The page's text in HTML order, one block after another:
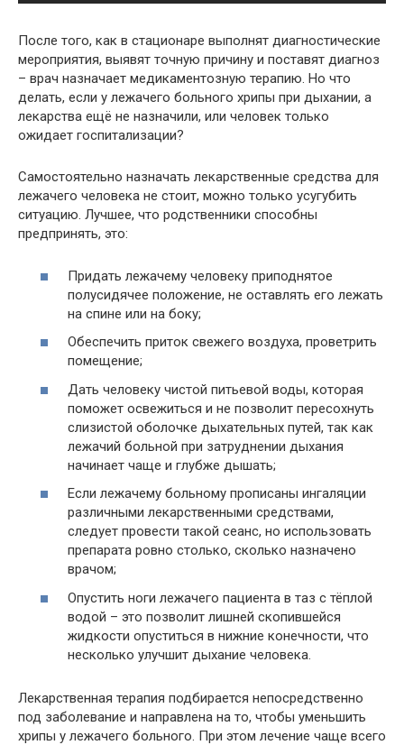
После того, как в стационаре выполнят диагностические
мероприятия, выявят точную причину и поставят диагноз
– врач назначает медикаментозную терапию. Но что
делать, если у лежачего больного хрипы при дыхании, а
лекарства ещё не назначили, или человек только
ожидает госпитализации?
Самостоятельно назначать лекарственные средства для
лежачего человека не стоит, можно только усугубить
ситуацию. Лучшее, что родственники способны
предпринять, это:
Придать лежачему человеку приподнятое
полусидячее положение, не оставлять его лежать
на спине или на боку;
Обеспечить приток свежего воздуха, проветрить
помещение;
Дать человеку чистой питьевой воды, которая
поможет освежиться и не позволит пересохнуть
слизистой оболочке дыхательных путей, так как
лежачий больной при затруднении дыхания
начинает чаще и глубже дышать;
Если лежачему больному прописаны ингаляции
различными лекарственными средствами,
следует провести такой сеанс, но использовать
препарата ровно столько, сколько назначено
врачом;
Опустить ноги лежачего пациента в таз с тёплой
водой – это позволит лишней скопившейся
жидкости опуститься в нижние конечности, что
несколько улучшит дыхание человека.
Лекарственная терапия подбирается непосредственно
под заболевание и направлена на то, чтобы уменьшить
хрипы у лежачего больного. При этом лечение чаще всего